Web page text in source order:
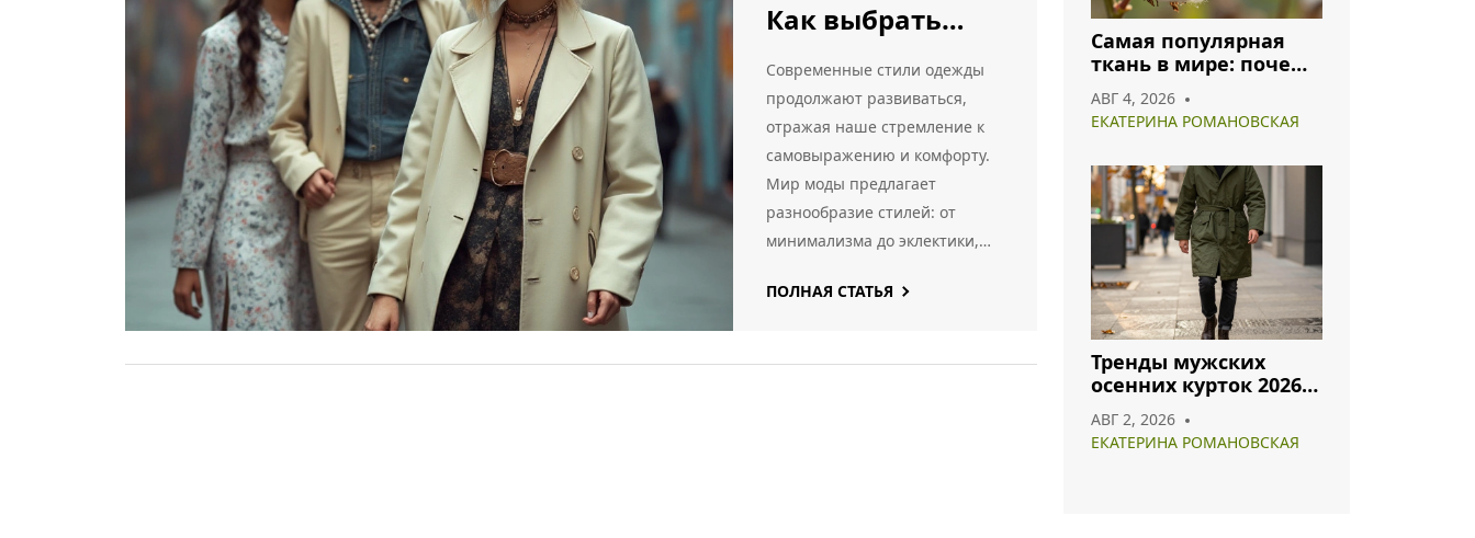
Как выбрать
свой
уникальный
стиль
Современные стили одежды
продолжают развиваться,
отражая наше стремление к
самовыражению и комфорту.
Мир моды предлагает
разнообразие стилей: от
минимализма до эклектики,
уникальный образ. В статье
ПОЛНАЯ СТАТЬЯ
Самая популярная
ткань в мире: почему
хлопок и полиэстер
лидируют в 2026 году
АВГ 4, 2026
ЕКАТЕРИНА РОМАНОВСКАЯ
Тренды мужских
осенних курток 2026:
сочетать
АВГ 2, 2026
ЕКАТЕРИНА РОМАНОВСКАЯ